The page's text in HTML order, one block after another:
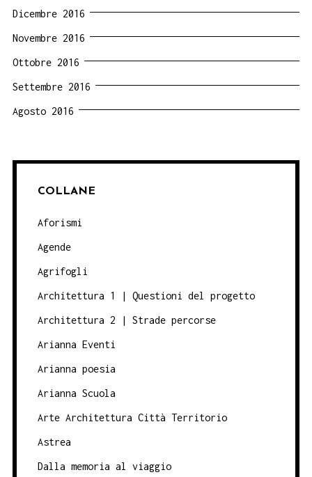
Dicembre 2016
Novembre 2016
Ottobre 2016
Settembre 2016
Agosto 2016
COLLANE
Aforismi
Agende
Agrifogli
Architettura 1 | Questioni del progetto
Architettura 2 | Strade percorse
Arianna Eventi
Arianna poesia
Arianna Scuola
Arte Architettura Città Territorio
Astrea
Dalla memoria al viaggio